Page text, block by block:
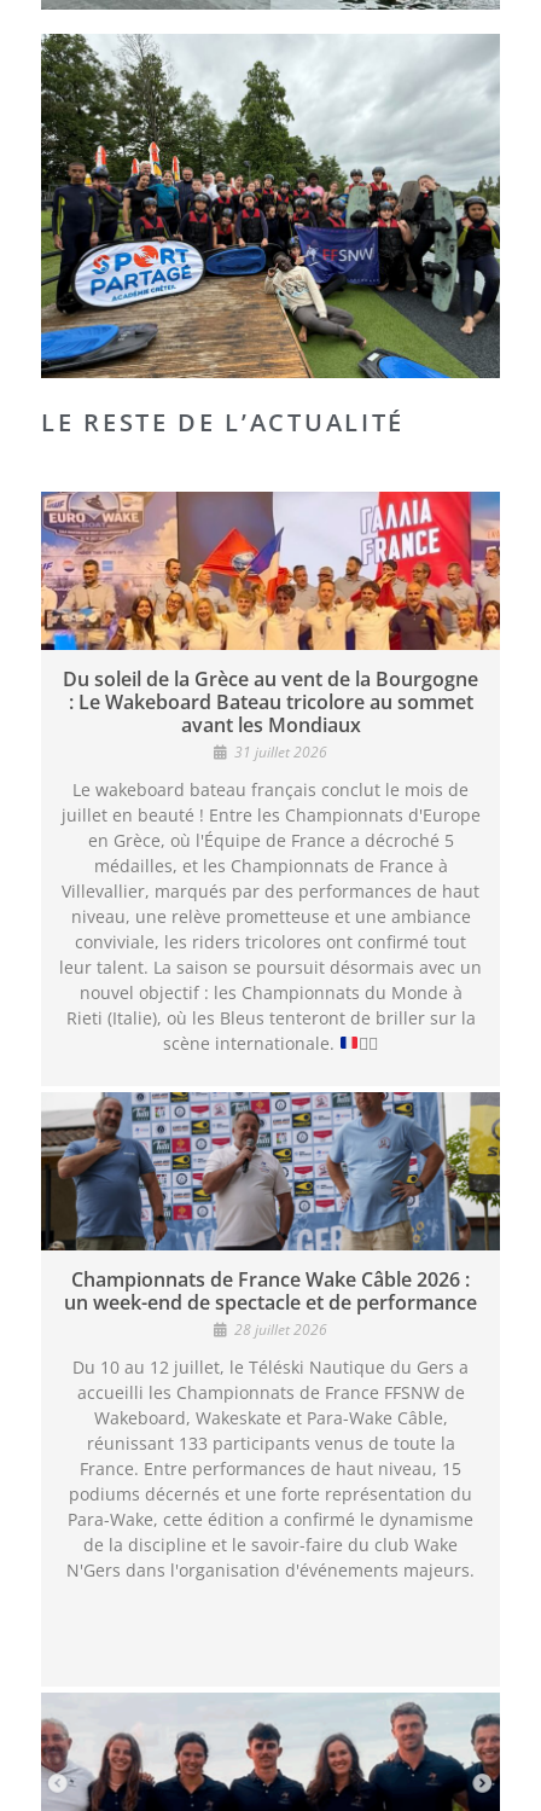
LE RESTE DE L’ACTUALITÉ
Du soleil de la Grèce au vent de la Bourgogne
: Le Wakeboard Bateau tricolore au sommet
avant les Mondiaux
31 juillet 2026
Le wakeboard bateau français conclut le mois de
juillet en beauté ! Entre les Championnats d'Europe
en Grèce, où l'Équipe de France a décroché 5
médailles, et les Championnats de France à
Villevallier, marqués par des performances de haut
niveau, une relève prometteuse et une ambiance
conviviale, les riders tricolores ont confirmé tout
leur talent. La saison se poursuit désormais avec un
nouvel objectif : les Championnats du Monde à
Rieti (Italie), où les Bleus tenteront de briller sur la
scène internationale.
🏄‍♂️
Championnats de France Wake Câble 2026 :
un week-end de spectacle et de performance
28 juillet 2026
Du 10 au 12 juillet, le Téléski Nautique du Gers a
accueilli les Championnats de France FFSNW de
Wakeboard, Wakeskate et Para-Wake Câble,
réunissant 133 participants venus de toute la
France. Entre performances de haut niveau, 15
podiums décernés et une forte représentation du
Para-Wake, cette édition a confirmé le dynamisme
de la discipline et le savoir-faire du club Wake
N'Gers dans l'organisation d'événements majeurs.